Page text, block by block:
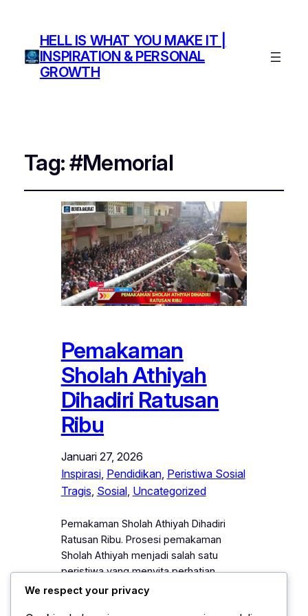
HELL IS WHAT YOU MAKE IT |
INSPIRATION & PERSONAL
GROWTH
Tag:#Memorial
Pemakaman
Sholah Athiyah
Dihadiri Ratusan
Ribu
Januari 27, 2026
Inspirasi, Pendidikan, Peristiwa Sosial
Tragis, Sosial, Uncategorized
Pemakaman Sholah Athiyah Dihadiri
Ratusan Ribu. Prosesi pemakaman
Sholah Athiyah menjadi salah satu
peristiwa yang menyita perhatian
publik, karena di hadiri oleh ratusan ribu
We respect your privacy